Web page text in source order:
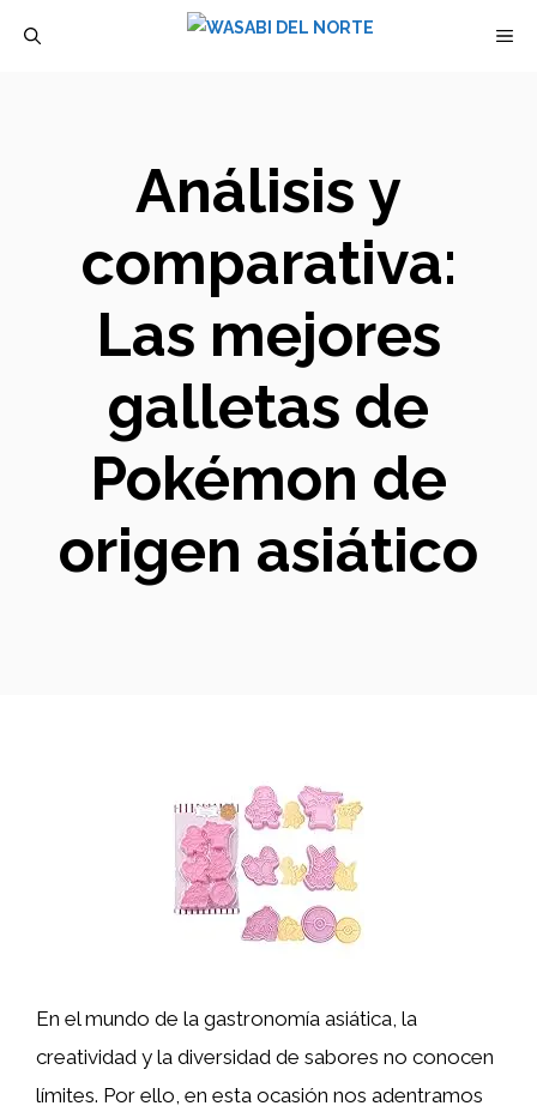
Análisis y
comparativa:
Las mejores
galletas de
Pokémon de
origen asiático
En el mundo de la gastronomía asiática, la
creatividad y la diversidad de sabores no conocen
límites. Por ello, en esta ocasión nos adentramos